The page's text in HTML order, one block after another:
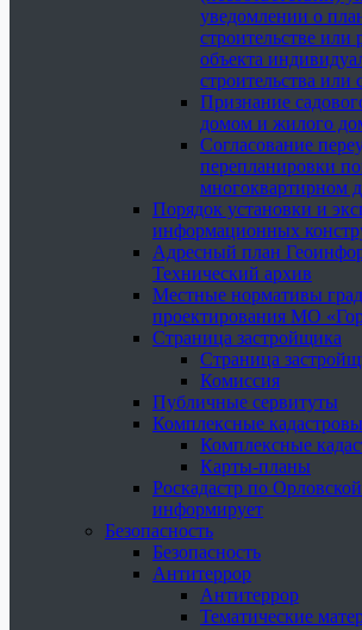
уведомлении о
строительстве или
объекта
строительства или
Признание
домом и жилого
Согласование
перепланировки
многоквартирном
Порядок установки и
информационных
Адресный план
Технический архив
Местные нормативы
проектирования МО
Страница застройщика
Страница
Комиссия
Публичные сервитуты
Комплексные
Комплексные
Карты-планы
Роскадастр по
информирует
Безопасность
Безопасность
Антитеррор
Антитеррор
Тематические